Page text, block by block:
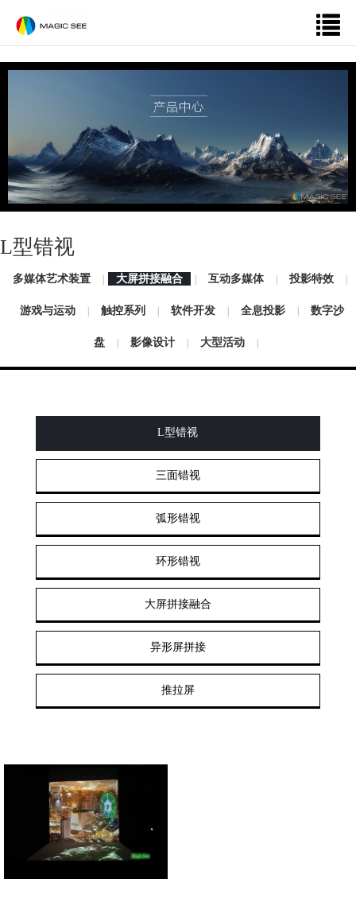
L型错视
多媒体艺术装置 大屏拼接融合 互动多媒体 投影特效
游戏与运动 触控系列 软件开发 全息投影 数字沙
盘 影像设计 大型活动
L型错视
三面错视
弧形错视
环形错视
大屏拼接融合
异形屏拼接
推拉屏